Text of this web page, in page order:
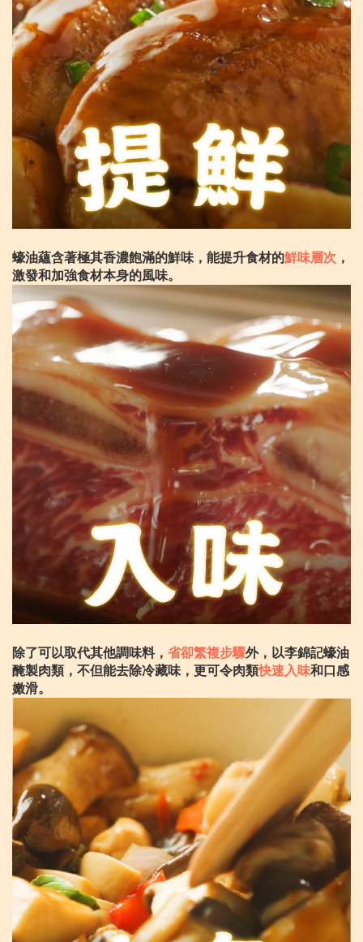
蠔油蘊含著極其香濃飽滿的鮮味，能提升食材的鮮味層次 ，
激發和加強食材本身的風味。
除了可以取代其他調味料， 省卻繁複步驟外，以李錦記蠔油
醃製肉類，不但能去除冷藏味，更可令肉類快速入味和口感
嫩滑。